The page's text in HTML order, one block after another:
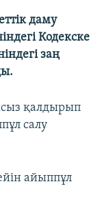
даму
Кодекске
заң
қалдырып
салу
айыппұл